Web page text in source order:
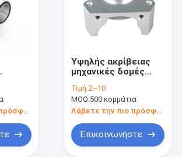
Λάβετε την πιο πρόσφατη τιμή
Υψηλής ακρίβειας
μηχανικές δομές
Aluminium Alloy CNC
Auto Parts
Τιμή:2~10
MOQ:500 κομμάτια
Επικοινωνήστε